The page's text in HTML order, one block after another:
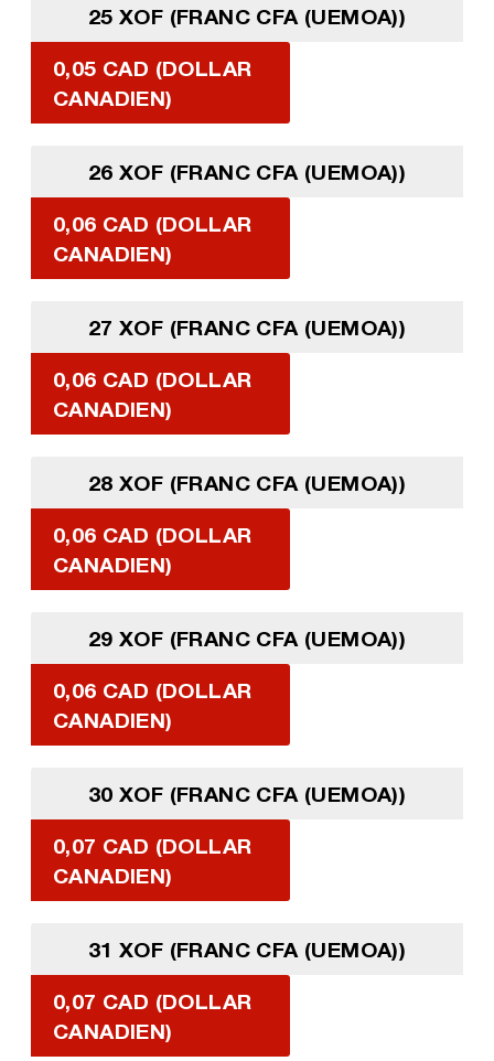
25 XOF (FRANC CFA (UEMOA))
0,05 CAD (DOLLAR
CANADIEN)
26 XOF (FRANC CFA (UEMOA))
0,06 CAD (DOLLAR
CANADIEN)
27 XOF (FRANC CFA (UEMOA))
0,06 CAD (DOLLAR
CANADIEN)
28 XOF (FRANC CFA (UEMOA))
0,06 CAD (DOLLAR
CANADIEN)
29 XOF (FRANC CFA (UEMOA))
0,06 CAD (DOLLAR
CANADIEN)
30 XOF (FRANC CFA (UEMOA))
0,07 CAD (DOLLAR
CANADIEN)
31 XOF (FRANC CFA (UEMOA))
0,07 CAD (DOLLAR
CANADIEN)